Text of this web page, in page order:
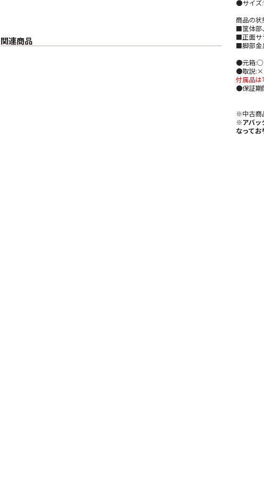
関連商品
●サイズ
商品の状
■筐体部
■正面サ
■脚部金
●元箱:○
●取説:×
付属品は
●保証期
※中古商
※アバッ
なってお